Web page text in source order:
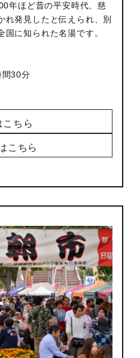
年ほど昔の平安時代、慈
れ発見したと伝えられ、別
に知られた名湯です。
間30分
こちら
こちら